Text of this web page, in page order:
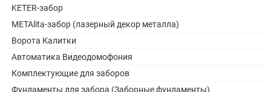
KETER-забор
METAlita-забор (лазерный декор металла)
Ворота Калитки
Автоматика Видеодомофония
Комплектующие для заборов
Фундаменты для забора (Заборные фундаменты)